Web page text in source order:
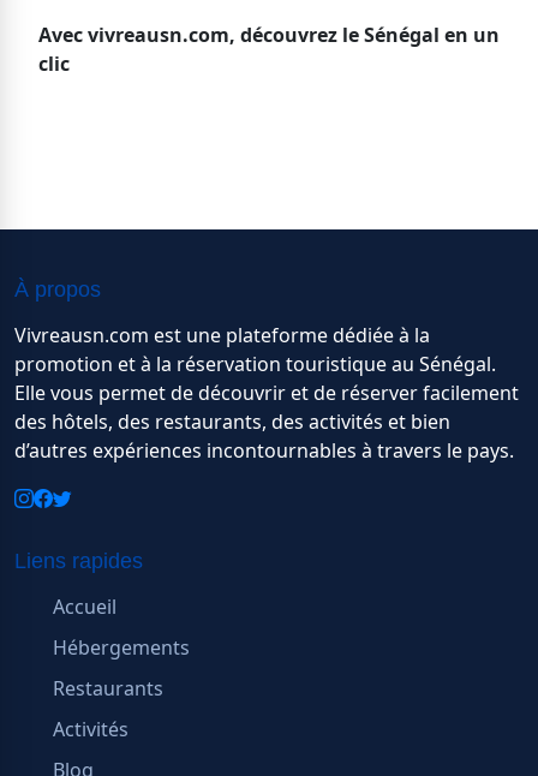
Avec vivreausn.com, découvrez le Sénégal en un
clic
À propos
Vivreausn.com est une plateforme dédiée à la
promotion et à la réservation touristique au Sénégal.
Elle vous permet de découvrir et de réserver facilement
des hôtels, des restaurants, des activités et bien
d’autres expériences incontournables à travers le pays.
Liens rapides
Accueil
Hébergements
Restaurants
Activités
Blog